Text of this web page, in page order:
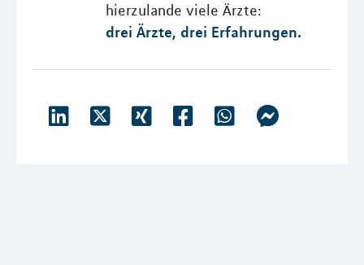
hierzulande viele Ärzte:
drei Ärzte, drei Erfahrungen.